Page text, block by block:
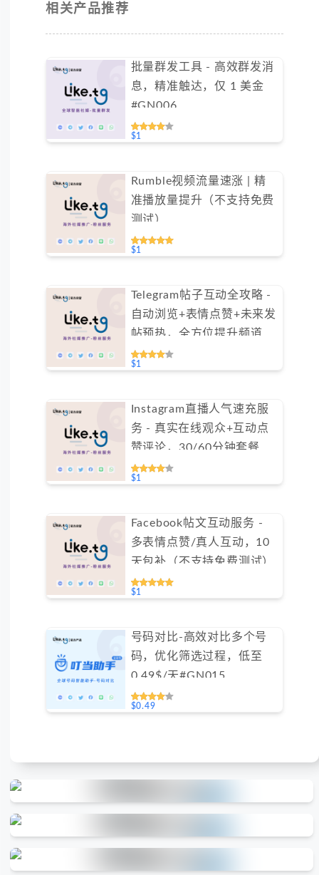
相关产品推荐
批量群发工具 - 高效群发消
息，精准触达，仅 1 美金
#GN006
$1
Rumble视频流量速涨 | 精
准播放量提升（不支持免费
测试）
$1
Telegram帖子互动全攻略 -
自动浏览+表情点赞+未来发
帖预热，全方位提升频道活
跃度（不支持免费测试）
$1
Instagram直播人气速充服
务 - 真实在线观众+互动点
赞评论，30/60分钟套餐任
选（不支持免费测试）
$1
Facebook帖文互动服务 -
多表情点赞/真人互动，10
天包补（不支持免费测试）
$1
号码对比-高效对比多个号
码，优化筛选过程，低至
0.49$/天#GN015
$0.49